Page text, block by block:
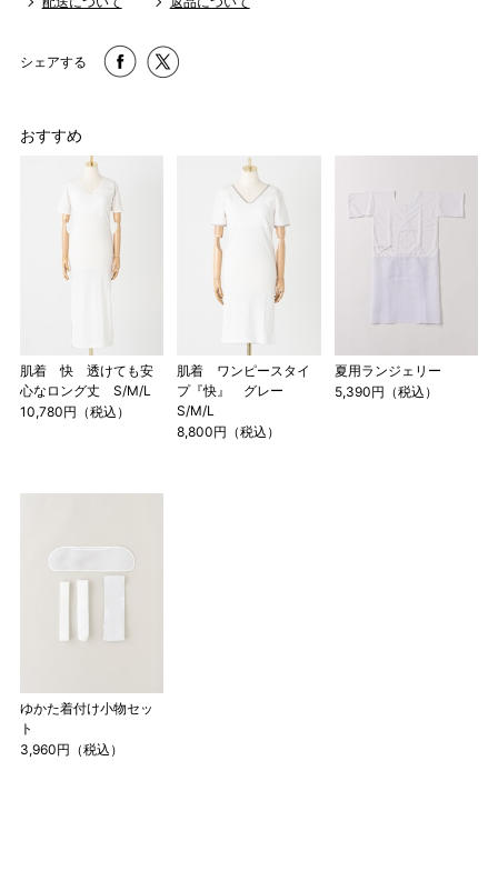
シェアする
おすすめ
肌着 快 透けても安
心なロング丈 S/M/L
10,780円（税込）
肌着 ワンピースタイ
プ『快』 グレー
S/M/L
8,800円（税込）
夏用ランジェリー
5,390円（税込）
ゆかた着付け小物セッ
ト
3,960円（税込）